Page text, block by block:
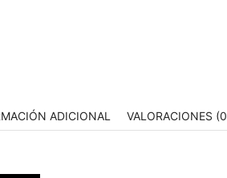
ADICIONAL VALORACIONES